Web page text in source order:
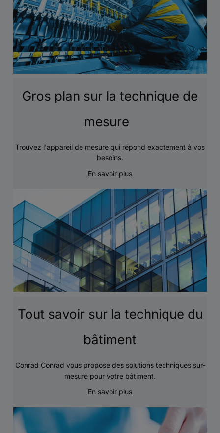
Gros plan sur la technique de
mesure
Trouvez l'appareil de mesure qui répond exactement à vos
besoins.
En savoir plus
Tout savoir sur la technique du
bâtiment
Conrad Conrad vous propose des solutions techniques sur-
mesure pour votre bâtiment.
En savoir plus